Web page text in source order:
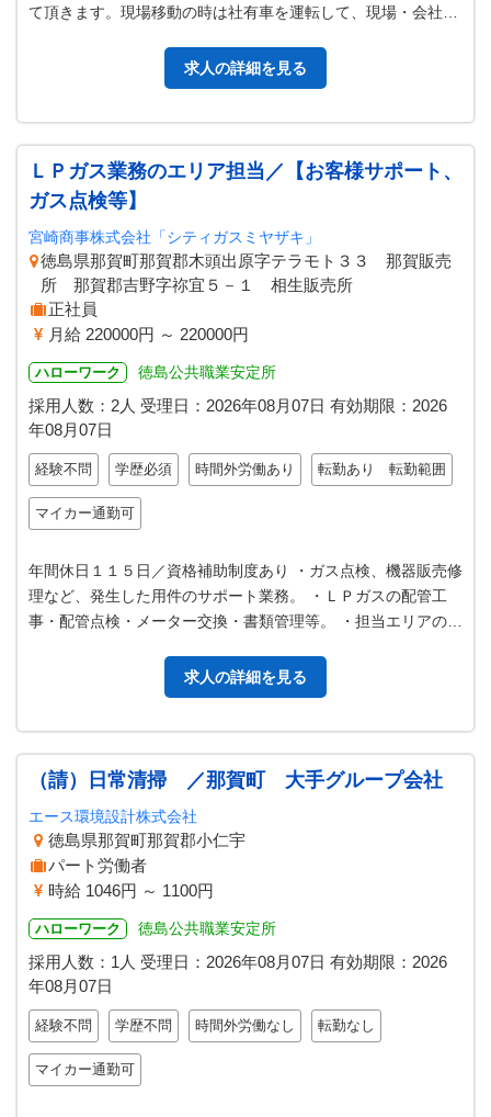
て頂きます。現場移動の時は社有車を運転して、現場・会社・
求人の詳細を見る
ＬＰガス業務のエリア担当／【お客様サポート、
ガス点検等】
宮崎商事株式会社「シティガスミヤザキ」
徳島県那賀町那賀郡木頭出原字テラモト３３ 那賀販売
所 那賀郡吉野字祢宜５－１ 相生販売所
正社員
月給 220000円 ～ 220000円
ハローワーク 徳島公共職業安定所
採用人数：2人 受理日： 2026年08月07日 有効期限： 2026
年08月07日
経験不問 学歴必須 時間外労働あり 転勤あり 転勤範囲
マイカー通勤可
年間休日１１５日／資格補助制度あり ・ガス点検、機器販売修
理など、発生した用件のサポート業務。 ・ＬＰガスの配管工
事・配管点検・メーター交換・書類管理等。 ・担当エリアのガ
求人の詳細を見る
（請）日常清掃 ／那賀町 大手グループ会社
エース環境設計株式会社
徳島県那賀町那賀郡小仁宇
パート労働者
時給 1046円 ～ 1100円
ハローワーク 徳島公共職業安定所
採用人数：1人 受理日： 2026年08月07日 有効期限： 2026
年08月07日
経験不問 学歴不問 時間外労働なし 転勤なし
マイカー通勤可